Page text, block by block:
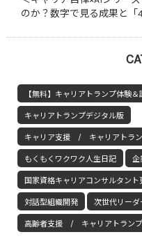
のか？数字で見る成果と「
【無料】キャリアトランプ体験＆
キャリアトランプデジタル版
キャリア支援 / キャリアトラン
もくもくワクワク人生日記 企
国家資格キャリアコンサルタント
対話型組織開発 次世代リーダ
高齢者支援 / キャリアトランプ